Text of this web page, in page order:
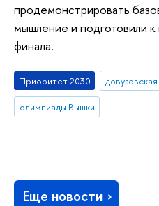
продемонстрировать
мышление и подготовили
финала.
Приоритет 2030
олимпиады Вышки
Еще новости